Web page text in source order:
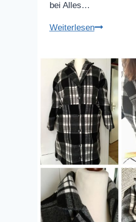
bei Alles…
WeiterlesenTshirt
und
Leinenrock